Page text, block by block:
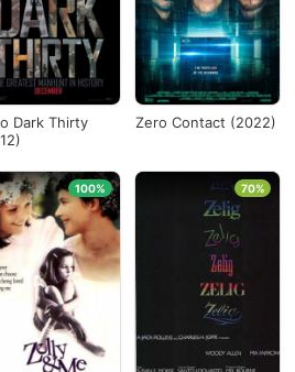
Dark Thirty
Zero Contact (2022)
100% 70%